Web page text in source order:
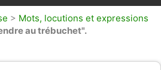
> Mots, locutions et expressions
au trébuchet".